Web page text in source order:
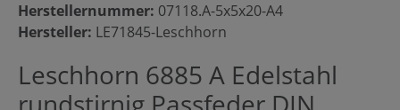
Herstellernummer: 07118.A-5x5x20-A4
Hersteller: LE71845-Leschhorn
Leschhorn 6885 A Edelstahl